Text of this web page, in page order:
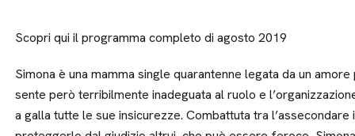
Scopri qui il programma completo di agosto 2019
Simona è una mamma single quarantenne legata da un
sente però terribilmente inadeguata al ruolo e
a galla tutte le sue insicurezze. Combattuta tra